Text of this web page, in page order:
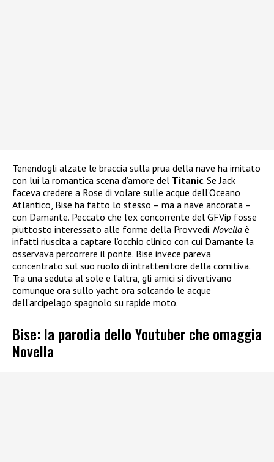
Tenendogli alzate le braccia sulla prua della nave ha imitato
con lui la romantica scena d’amore del Titanic. Se Jack
faceva credere a Rose di volare sulle acque dell’Oceano
Atlantico, Bise ha fatto lo stesso – ma a nave ancorata –
con Damante. Peccato che l’ex concorrente del GFVip fosse
piuttosto interessato alle forme della Provvedi. Novella è
infatti riuscita a captare l’occhio clinico con cui Damante la
osservava percorrere il ponte. Bise invece pareva
concentrato sul suo ruolo di intrattenitore della comitiva.
Tra una seduta al sole e l’altra, gli amici si divertivano
comunque ora sullo yacht ora solcando le acque
dell’arcipelago spagnolo su rapide moto.
Bise: la parodia dello Youtuber che omaggia
Novella